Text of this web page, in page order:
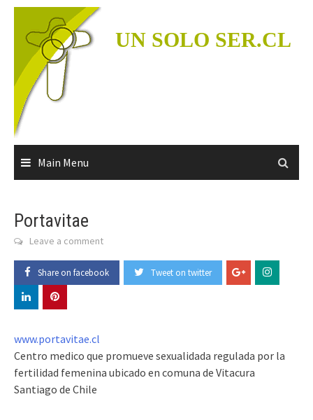
Skip
content
UN SOLO SER.CL
Main Menu
Portavitae
Leave a comment
Share on facebook Tweet on twitter
www.portavitae.cl
Centro medico que promueve sexualidada regulada por la
fertilidad femenina ubicado en comuna de Vitacura
Santiago de Chile